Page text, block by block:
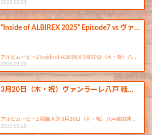
2025.03.21
“Inside of ALBIREX 2025” Episode7 vs ヴァ…
アルビムービーZ Inside of ALBIREX 3月20日（木・祝）八…
2025.03.20
3月20日（木・祝）ヴァンラーレ八戸 戦…
アルビムービーZ 樹森大介 3月20日（木・祝）八戸戦関連…
2025.03.20